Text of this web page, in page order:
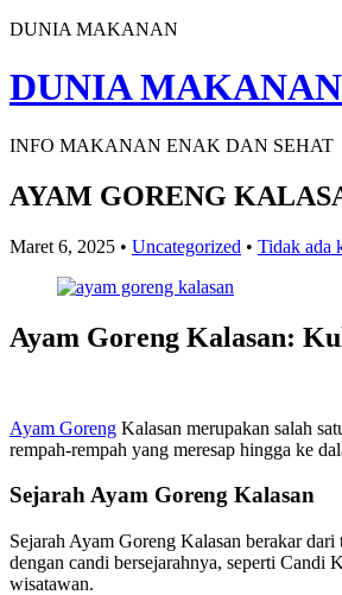
DUNIA MAKANAN
DUNIA MAKANAN
INFO MAKANAN ENAK DAN SEHAT
AYAM GORENG
Maret 6, 2025 • Uncategorized • Tidak ada
Ayam Goreng Kalasan:
Ayam Goreng Kalasan merupakan salah
rempah-rempah yang meresap hingga ke
Sejarah Ayam Goreng Kalasan
Sejarah Ayam Goreng Kalasan berakar
dengan candi bersejarahnya, seperti Candi
wisatawan.